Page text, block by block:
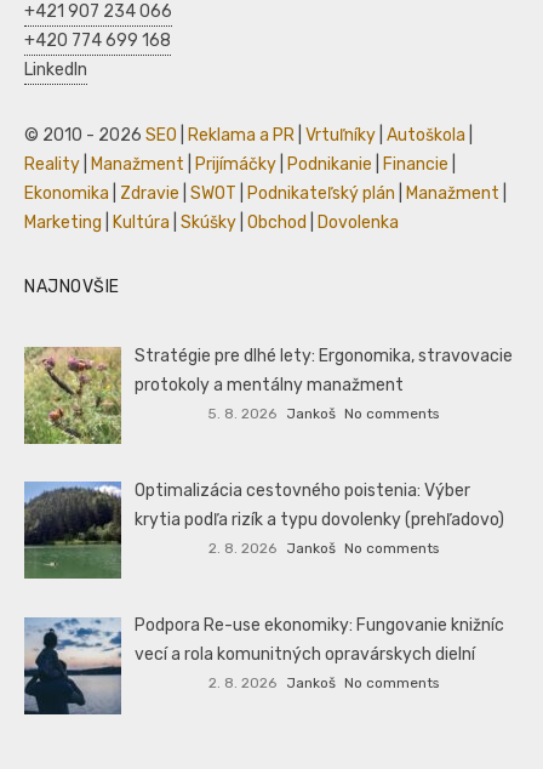
+421 907 234 066
+420 774 699 168
LinkedIn
© 2010 - 2026 SEO Reklama a PR Vrtuľníky Autoškola
Reality
Manažment Prijímáčky Podnikanie Financie
Ekonomika
Zdravie SWOT Podnikateľský plán Manažment
Marketing
Kultúra Skúšky Obchod Dovolenka
NAJNOVŠIE
Stratégie pre dlhé lety: Ergonomika, stravovacie
protokoly a mentálny manažment
5. 8. 2026 Jankoš No comments
Optimalizácia cestovného poistenia: Výber
krytia podľa rizík a typu dovolenky (prehľadovo)
2. 8. 2026 Jankoš No comments
Podpora Re-use ekonomiky: Fungovanie knižníc
vecí a rola komunitných opravárskych dielní
2. 8. 2026 Jankoš No comments